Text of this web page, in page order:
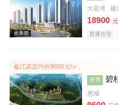
大亚湾 建
18900
普通住宅
临江高层均价9600元/㎡。
在售 碧
惠城